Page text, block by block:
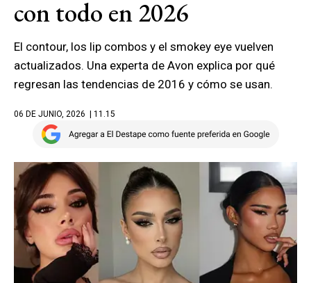
con todo en 2026
El contour, los lip combos y el smokey eye vuelven
actualizados. Una experta de Avon explica por qué
regresan las tendencias de 2016 y cómo se usan.
06 DE JUNIO, 2026 | 11.15